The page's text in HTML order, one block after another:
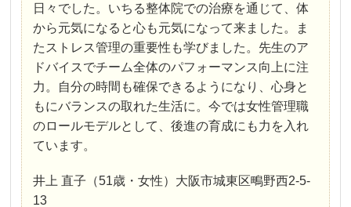
日々でした。いちる整体院での治療を通じて、体
から元気になると心も元気になって来ました。ま
たストレス管理の重要性も学びました。先生のア
ドバイスでチーム全体のパフォーマンス向上に注
力。自分の時間も確保できるようになり、心身と
もにバランスの取れた生活に。今では女性管理職
のロールモデルとして、後進の育成にも力を入れ
ています。
井上 直子（51歳・女性）大阪市城東区鴫野西2-5-
13